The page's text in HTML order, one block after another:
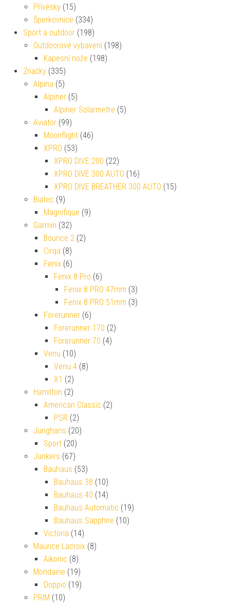
Přívěsky (15)
Šperkovnice (334)
Sport a outdoor (198)
Outdoorové vybavení (198)
Kapesní nože (198)
Značky (335)
Alpina (5)
Alpiner (5)
Alpiner Solarmetre (5)
Aviator (99)
Moonflight (46)
XPRO (53)
XPRO DIVE 200 (22)
XPRO DIVE 300 AUTO (16)
XPRO DIVE BREATHER 300 AUTO (15)
Biatec (9)
Magnifique (9)
Garmin (32)
Bounce 2 (2)
Cirqa (8)
Fenix (6)
Fenix 8 Pro (6)
Fenix 8 PRO 47mm (3)
Fenix 8 PRO 51mm (3)
Forerunner (6)
Forerunner 170 (2)
Forerunner 70 (4)
Venu (10)
Venu 4 (8)
X1 (2)
Hamilton (2)
American Classic (2)
PSR (2)
Junghans (20)
Sport (20)
Junkers (67)
Bauhaus (53)
Bauhaus 38 (10)
Bauhaus 40 (14)
Bauhaus Automatic (19)
Bauhaus Sapphire (10)
Victoria (14)
Maurice Lacroix (8)
Aikonic (8)
Mondaine (19)
Doppio (19)
PRIM (10)